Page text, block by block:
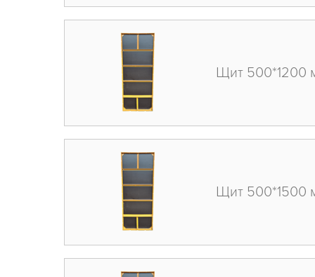
Щит 500*1200
Щит 500*1500